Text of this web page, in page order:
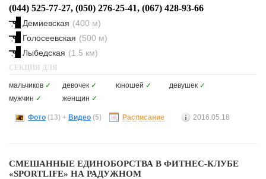
(044) 525-77-27, (050) 276-25-41, (067) 428-93-66
Демиевская (400 м)
Голосеевская (500 м)
Лыбедская (1.5 км)
СЕКЦИЯ ДЛЯ
мальчиков ✓ девочек ✓ юношей ✓ девушек ✓
мужчин ✓ женщин ✓
Фото (13) + Видео (5) Расписание 2016.05.18
СМЕШАННЫЕ ЕДИНОБОРСТВА В ФИТНЕС-КЛУБЕ
«SPORTLIFE» НА РАДУЖНОМ